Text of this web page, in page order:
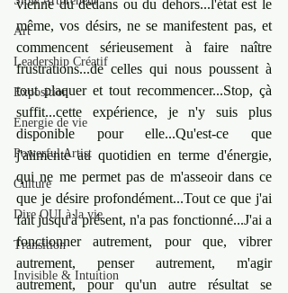
Art
Leadership Créatif
Exposition
Energie de vie
Powerful Artist
Culture
Dire OUI à la vie
Transition
Invisible & Intuition
vienne du dedans ou du dehors...l'état est le
même, vos désirs, ne se manifestent pas, et
commencent sérieusement à faire naître
frustrations...de celles qui nous poussent à
tout plaquer et tout recommencer...Stop, çà
suffit...cette expérience, je n'y suis plus
disponible pour elle...Qu'est-ce que
j'alimente au quotidien en terme d'énergie,
qui ne me permet pas de m'asseoir dans ce
que je désire profondément...Tout ce que j'ai
fait jusqu'à présent, n'a pas fonctionné...J'ai a
fonctionner autrement, pour que, vibrer
autrement, penser autrement, m'agir
autrement, pour qu'un autre résultat se